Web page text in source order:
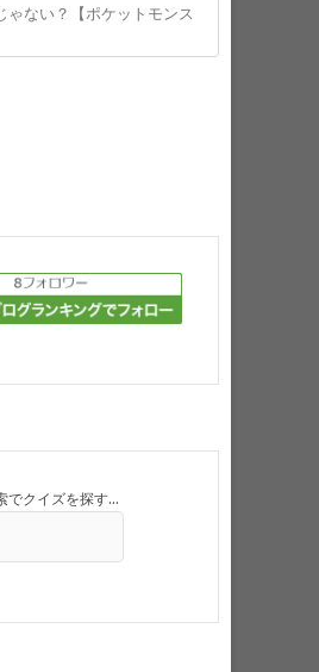
ゃない？【ポケットモンス
でクイズを探す…